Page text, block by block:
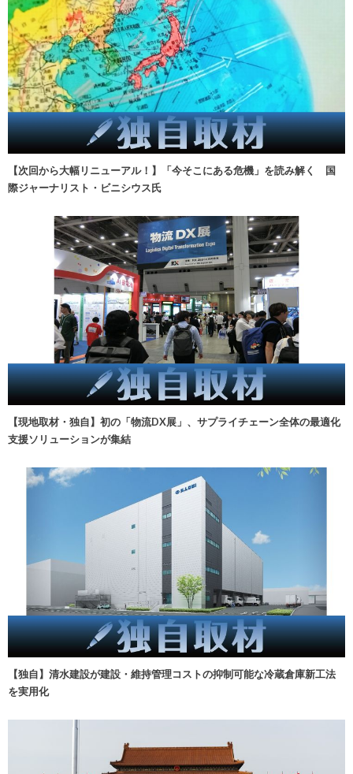
【次回から大幅リニューアル！】「今そこにある危機」を読み解く 国
際ジャーナリスト・ビニシウス氏
【現地取材・独自】初の「物流DX展」、サプライチェーン全体の最適化
支援ソリューションが集結
【独自】清水建設が建設・維持管理コストの抑制可能な冷蔵倉庫新工法
を実用化